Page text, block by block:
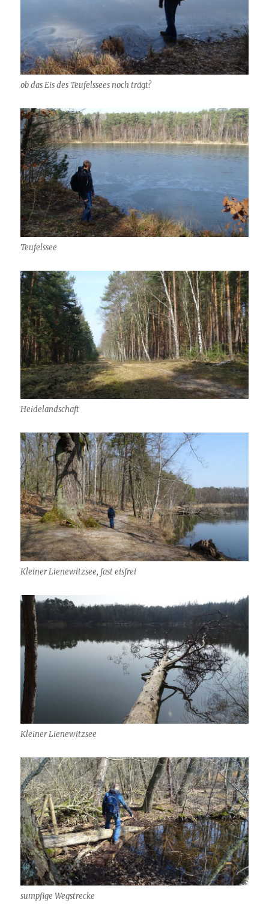
ob das Eis des Teufelssees noch trägt?
Teufelssee
Heidelandschaft
Kleiner Lienewitzsee, fast eisfrei
Kleiner Lienewitzsee
sumpfige Wegstrecke